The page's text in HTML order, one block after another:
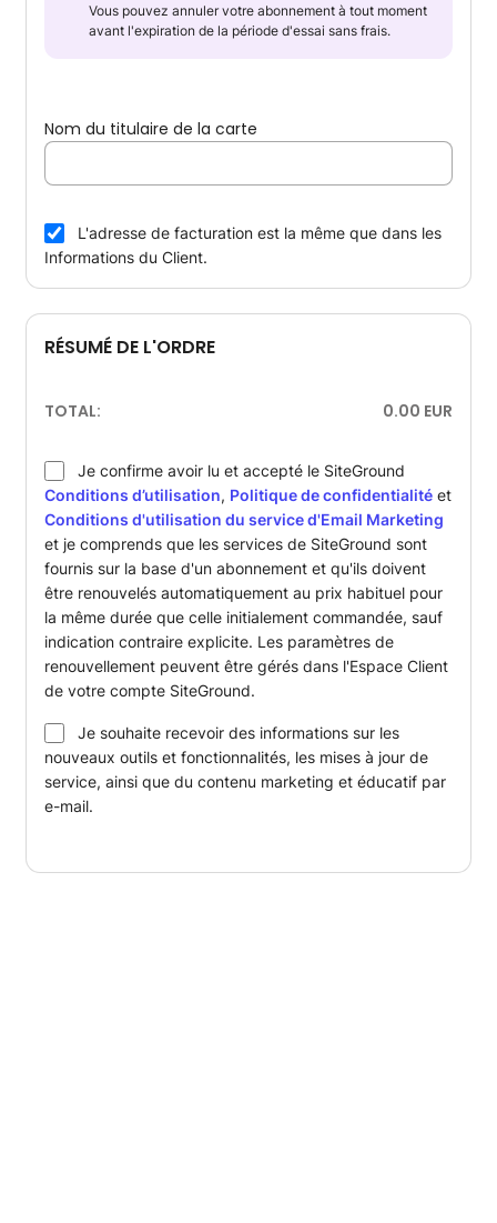
Vous pouvez annuler votre abonnement à tout moment
avant l'expiration de la période d'essai sans frais.
Nom du titulaire de la carte
L'adresse de facturation est la même que dans les
Informations du Client.
RÉSUMÉ DE L'ORDRE
TOTAL: 0.00 EUR
Je confirme avoir lu et accepté le SiteGround
Conditions d’utilisation, Politique de confidentialité et
Conditions d'utilisation du service d'Email Marketing
et je comprends que les services de SiteGround sont
fournis sur la base d'un abonnement et qu'ils doivent
être renouvelés automatiquement au prix habituel pour
la même durée que celle initialement commandée, sauf
indication contraire explicite. Les paramètres de
renouvellement peuvent être gérés dans l'Espace Client
de votre compte SiteGround.
Je souhaite recevoir des informations sur les
nouveaux outils et fonctionnalités, les mises à jour de
service, ainsi que du contenu marketing et éducatif par
e-mail.